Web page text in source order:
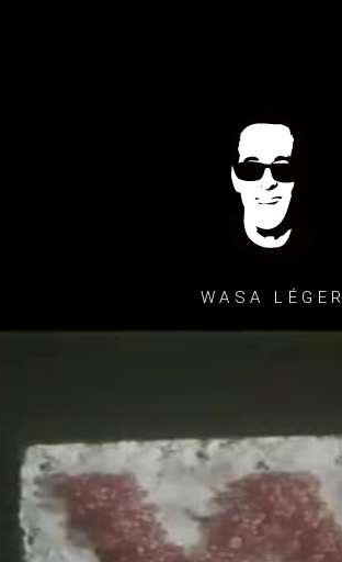
WASA LÉGER